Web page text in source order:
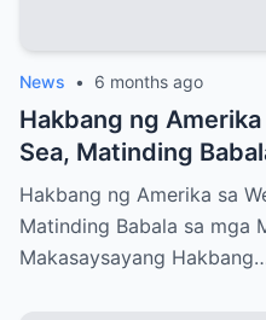
News • 6 months ago
Hakbang ng
Sea, Matinding
Ahas?
Hakbang ng Amerika sa
Matinding Babala sa mga
Makasaysayang